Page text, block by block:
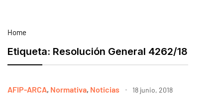
Home
Etiqueta: Resolución General 4262/18
AFIP-ARCA, Normativa, Noticias 18 junio, 2018